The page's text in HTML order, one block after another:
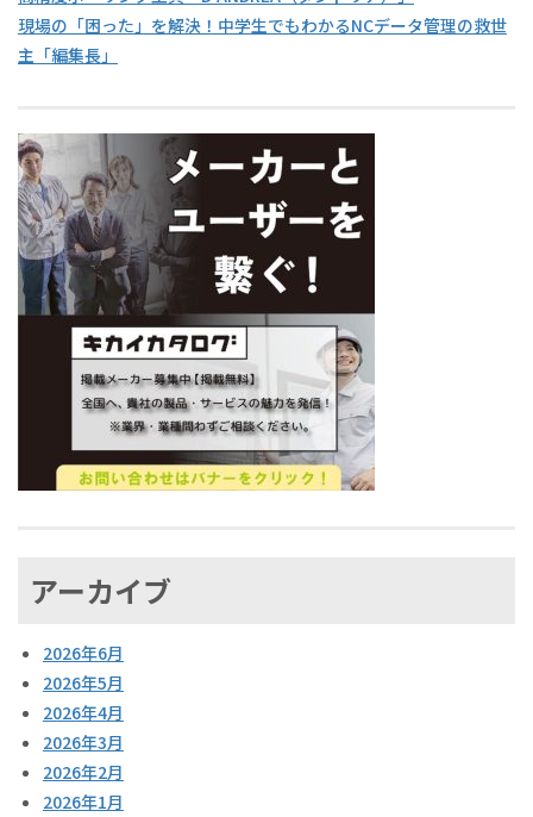
現場の「困った」を解決！中学生でもわかるNCデータ管理の救世
主「編集長」
アーカイブ
2026年6月
2026年5月
2026年4月
2026年3月
2026年2月
2026年1月